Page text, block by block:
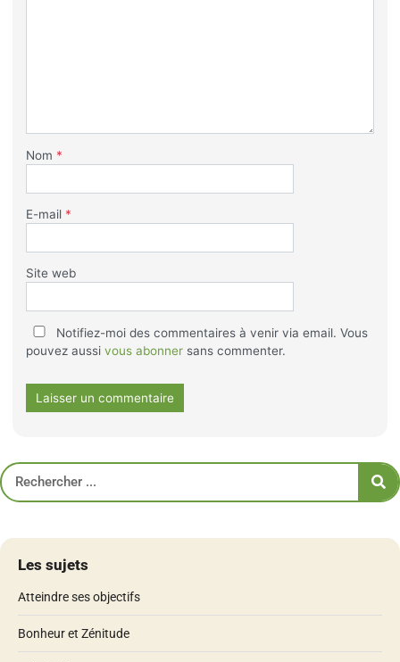
Nom *
E-mail *
Site web
Notifiez-moi des commentaires à venir via email. Vous
pouvez aussi vous abonnersans commenter.
Les sujets
Atteindre ses objectifs
Bonheur et Zénitude